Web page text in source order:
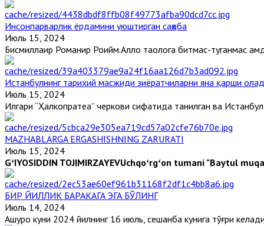
Инсонпарварлик ёрдамини уюштирган саҳоба
Июль 15, 2024
Бисмиллаҳир Роҳманир Роҳийм.Аллоҳ таолога битмас-туганмас
Истанбулнинг тарихий масжиди зиёратчиларни яна қарши
Июль 15, 2024
Илгари “Ҳалкопратеа” черкови сифатида танилган ва
MAZHABLARGA ERGASHISHNING ZARURATI
Июль 15, 2024
GʻIYOSIDDIN TOJIMIRZAYEVUchqoʻrgʻon tumani "Baytul
БИР ЙИЛЛИК БАРАКАГА ЭГА БЎЛИНГ
Июль 14, 2024
Ашуро куни 2024 йилнинг 16 июль, сешанба кунига тўғри